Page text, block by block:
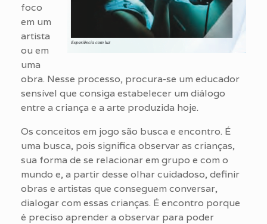
foco
em um
artista
ou em
uma
obra. Nesse processo, procura-se um educador
sensível que consiga estabelecer um diálogo
entre a criança e a arte produzida hoje.
Os conceitos em jogo são busca e encontro. É
uma busca, pois significa observar as crianças,
sua forma de se relacionar em grupo e com o
mundo e, a partir desse olhar cuidadoso, definir
obras e artistas que conseguem conversar,
dialogar com essas crianças. É encontro porque
é preciso aprender a observar para poder